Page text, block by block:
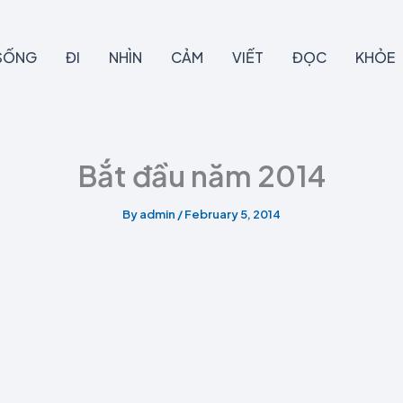
ĐI NHÌN CẢM VIẾT ĐỌC KHỎE
Bắt đầu năm 2014
Byadmin /February 5, 2014